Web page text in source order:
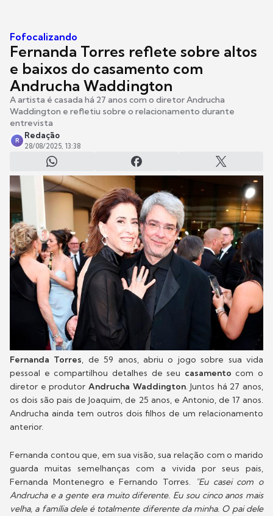
Fofocalizando
Fernanda Torres reflete sobre altos
e baixos do casamento com
Andrucha Waddington
A artista é casada há 27 anos com o diretor Andrucha
Waddington e refletiu sobre o relacionamento durante
entrevista
R
Redação
28/08/2025, 13:38
Fernanda Torres, de 59 anos, abriu o jogo sobre sua vida
pessoal e compartilhou detalhes de seu casamentocom o
diretor e produtor Andrucha Waddington. Juntos há 27 anos,
os dois são pais de Joaquim, de 25 anos, e Antonio, de 17 anos.
Andrucha ainda tem outros dois filhos de um relacionamento
anterior.
Fernanda contou que, em sua visão, sua relação com o marido
guarda muitas semelhanças com a vivida por seus pais,
Fernanda Montenegro e Fernando Torres.
"Eu casei com o
Andrucha e a gente era muito diferente. Eu sou cinco anos mais
velha, a família dele é totalmente diferente da minha. O pai dele